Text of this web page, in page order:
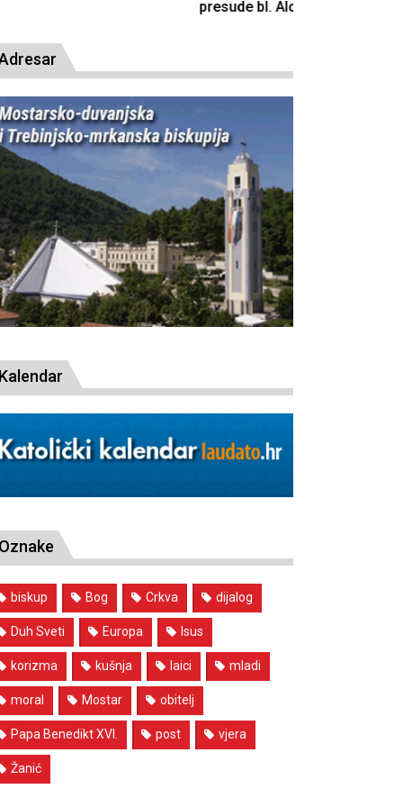
biskup Bog Crkva dijalog
Duh Sveti Europa Isus
korizma kušnja laici mladi
moral Mostar obitelj
Papa Benedikt XVI. post vjera
Žanić